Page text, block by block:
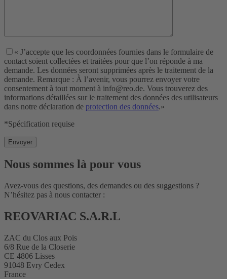
« J’accepte que les coordonnées fournies dans le formulaire de
contact soient collectées et traitées pour que l’on réponde à ma
demande. Les données seront supprimées après le traitement de la
demande. Remarque : À l’avenir, vous pourrez envoyer votre
consentement à tout moment à info@reo.de. Vous trouverez des
informations détaillées sur le traitement des données des utilisateurs
dans notre déclaration de protection des données.»
*Spécification requise
Nous sommes là pour vous
Avez-vous des questions, des demandes ou des suggestions ?
N’hésitez pas à nous contacter :
REOVARIAC S.A.R.L
ZAC du Clos aux Pois
6/8 Rue de la Closerie
CE 4806 Lisses
91048 Evry Cedex
France